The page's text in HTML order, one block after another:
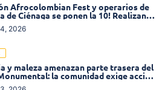
Afrocolombian Fest y operarios de
de Ciénaga se ponen la 10! Realizan
la parte posterior del Coliseo
2026
y maleza amenazan parte trasera del
la comunidad exige acción